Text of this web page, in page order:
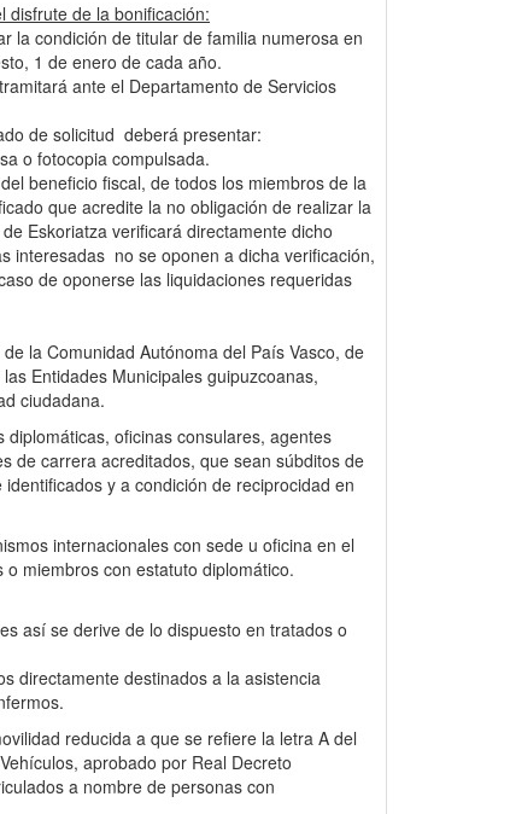
disfrute de la bonificación:
la condición de titular de familia numerosa en
1 de enero de cada año.
ante el Departamento de Servicios
de solicitud deberá presentar:
o fotocopia compulsada.
beneficio fiscal, de todos los miembros de la
que acredite la no obligación de realizar la
Eskoriatza verificará directamente dicho
no se oponen a dicha verificación,
de oponerse las liquidaciones requeridas
la Comunidad Autónoma del País Vasco, de
Entidades Municipales guipuzcoanas,
ciudadana.
oficinas consulares, agentes
de carrera acreditados, que sean súbditos de
y a condición de reciprocidad en
internacionales con sede u oficina en el
miembros con estatuto diplomático.
así se derive de lo dispuesto en tratados o
directamente destinados a la asistencia
reducida a que se refiere la letra A del
aprobado por Real Decreto
a nombre de personas con